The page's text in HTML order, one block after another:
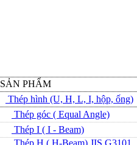
SẢN PHẨM
Thép hình (U, H, L, I, hộp, ống)
Thép góc ( Equal Angle)
Thép I ( I - Beam)
Thép H ( H-Beam) JIS G3101